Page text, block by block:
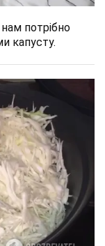
потрібно
капусту.